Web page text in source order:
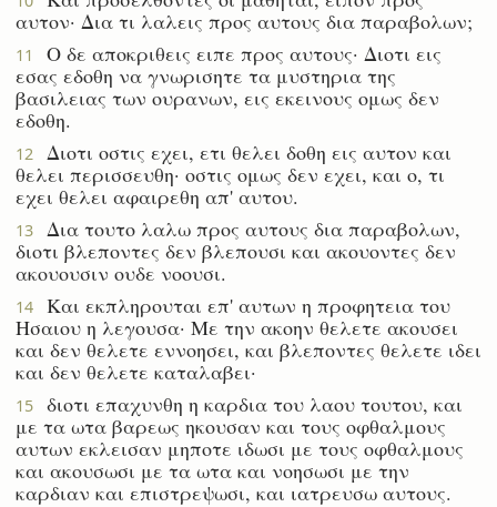
αυτον· Δια τι λαλεις προς αυτους δια παραβολων;
11
Ο δε αποκριθεις ειπε προς αυτους· Διοτι εις
εσας εδοθη να γνωρισητε τα μυστηρια της
βασιλειας των ουρανων, εις εκεινους ομως δεν
εδοθη.
12
Διοτι οστις εχει, ετι θελει δοθη εις αυτον και
θελει περισσευθη· οστις ομως δεν εχει, και ο, τι
εχει θελει αφαιρεθη απ' αυτου.
13
Δια τουτο λαλω προς αυτους δια παραβολων,
διοτι βλεποντες δεν βλεπουσι και ακουοντες δεν
ακουουσιν ουδε νοουσι.
14
Και εκπληρουται επ' αυτων η προφητεια του
Ησαιου η λεγουσα· Με την ακοην θελετε ακουσει
και δεν θελετε εννοησει, και βλεποντες θελετε ιδει
και δεν θελετε καταλαβει·
15
διοτι επαχυνθη η καρδια του λαου τουτου, και
με τα ωτα βαρεως ηκουσαν και τους οφθαλμους
αυτων εκλεισαν μηποτε ιδωσι με τους οφθαλμους
και ακουσωσι με τα ωτα και νοησωσι με την
καρδιαν και επιστρεψωσι, και ιατρευσω αυτους.